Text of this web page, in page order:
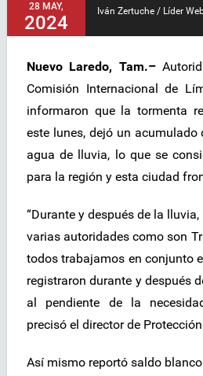
28 MAY,
2024
Iván Zertuche / Líder
Nuevo Laredo, Tam.–
Comisión Internacional de
informaron que la tormenta
este lunes, dejó un
agua de lluvia, lo que se
para la región y esta ciudad
“Durante y después de la
varias autoridades como son
todos trabajamos en conjunto
registraron durante y después
al pendiente de la
precisó el director de
Así mismo reportó saldo